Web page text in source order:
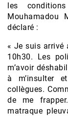
les
Mouhamadou
déclaré :
« Je suis arrivé
10h30. Les
m’avoir
à m’insulter
collègues.
de me
matraque